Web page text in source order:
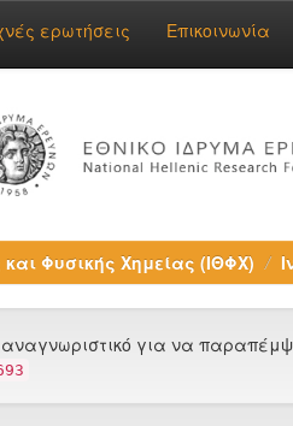
ερωτήσεις Επικοινωνία
και Φυσικής Χημείας (ΙΘΦΧ)
για να